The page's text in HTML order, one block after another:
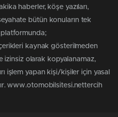
haberler, köşe yazıları,
bütün konuların tek
platformunda;
kaynak gösterilmeden
izinsiz olarak kopyalanamaz,
işlem yapan kişi/kişiler için yasal
www.otomobilsitesi.nettercih